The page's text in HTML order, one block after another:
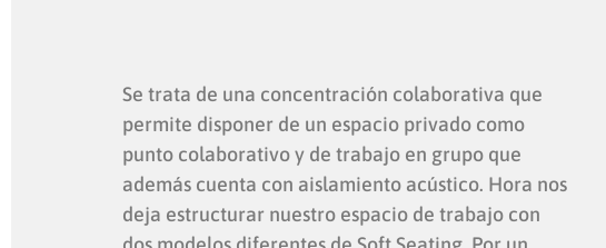
Se trata de una concentración colaborativa que
permite disponer de un espacio privado como
punto colaborativo y de trabajo en grupo que
además cuenta con aislamiento acústico. Hora nos
deja estructurar nuestro espacio de trabajo con